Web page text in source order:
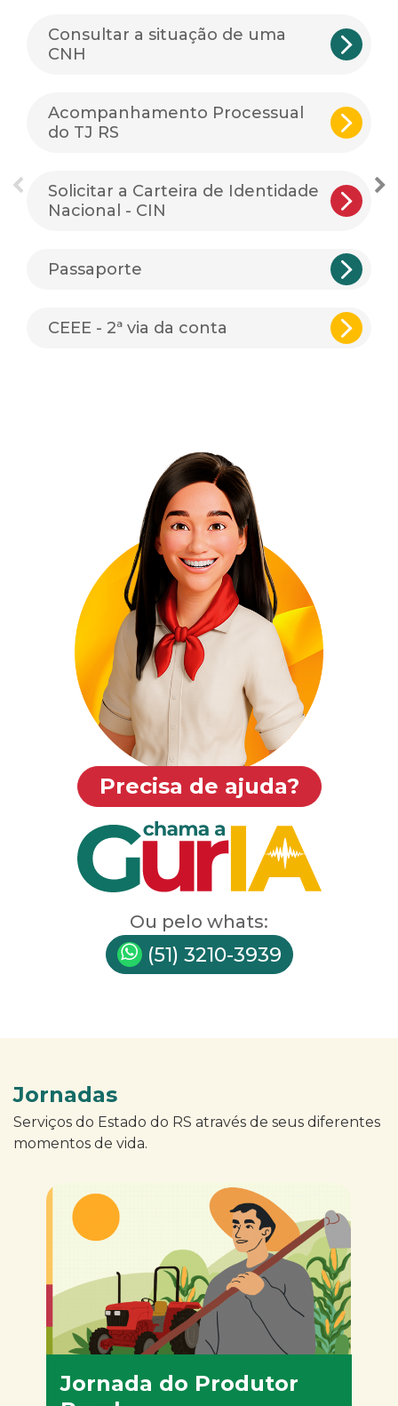
Consultar a situação de uma
CNH
Acompanhamento Processual
do TJ RS
Solicitar a Carteira de Identidade
Nacional - CIN
Passaporte
CEEE - 2ª via da conta
Precisa de ajuda?
Ou pelo whats:
(51) 3210-3939
Jornadas
Serviços do Estado do RS através de seus diferentes
momentos de vida.
Jornada do Produtor